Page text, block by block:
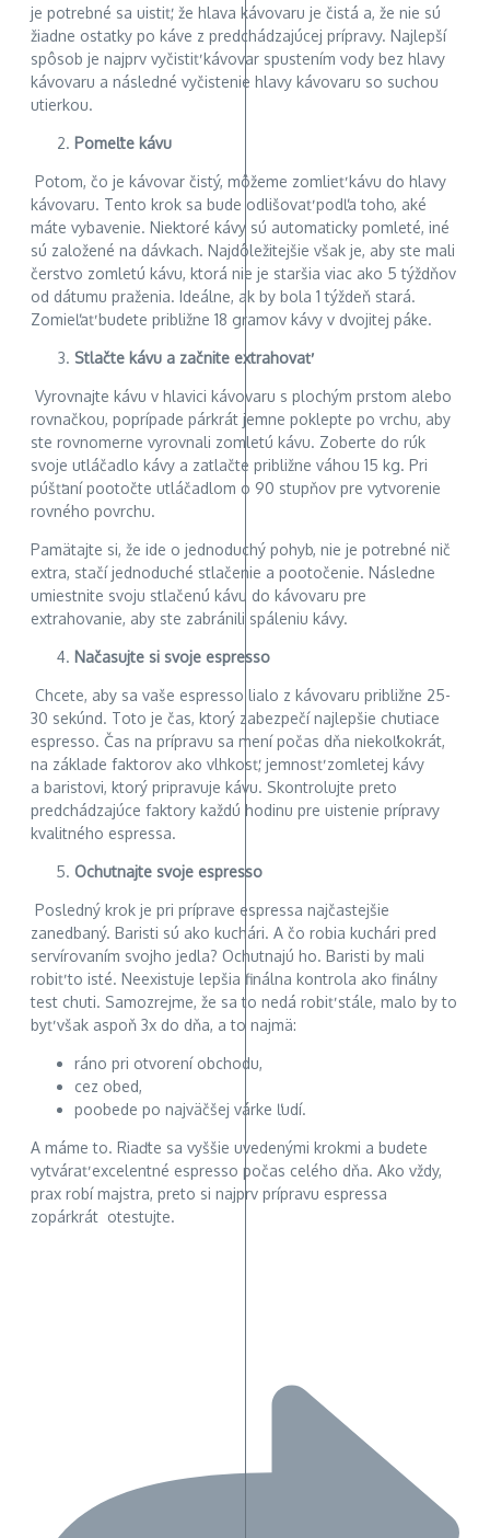
je potrebné sa uistiť, že hlava kávovaru je čistá a, že nie sú
žiadne ostatky po káve z predchádzajúcej prípravy. Najlepší
spôsob je najprv vyčistiť kávovar spustením vody bez hlavy
kávovaru a následné vyčistenie hlavy kávovaru so suchou
utierkou.
Pomeľte kávu
Potom, čo je kávovar čistý, môžeme zomlieť kávu do hlavy
kávovaru. Tento krok sa bude odlišovať podľa toho, aké
máte vybavenie. Niektoré kávy sú automaticky pomleté, iné
sú založené na dávkach. Najdôležitejšie však je, aby ste mali
čerstvo zomletú kávu, ktorá nie je staršia viac ako 5 týždňov
od dátumu praženia. Ideálne, ak by bola 1 týždeň stará.
Zomieľať budete približne 18 gramov kávy v dvojitej páke.
Stlačte kávu a začnite extrahovať
Vyrovnajte kávu v hlavici kávovaru s plochým prstom alebo
rovnačkou, poprípade párkrát jemne poklepte po vrchu, aby
ste rovnomerne vyrovnali zomletú kávu. Zoberte do rúk
svoje utláčadlo kávy a zatlačte približne váhou 15 kg. Pri
púšťaní pootočte utláčadlom o 90 stupňov pre vytvorenie
rovného povrchu.
Pamätajte si, že ide o jednoduchý pohyb, nie je potrebné nič
extra, stačí jednoduché stlačenie a pootočenie. Následne
umiestnite svoju stlačenú kávu do kávovaru pre
extrahovanie, aby ste zabránili spáleniu kávy.
Načasujte si svoje espresso
Chcete, aby sa vaše espresso lialo z kávovaru približne 25-
30 sekúnd. Toto je čas, ktorý zabezpečí najlepšie chutiace
espresso. Čas na prípravu sa mení počas dňa niekoľkokrát,
na základe faktorov ako vlhkosť, jemnosť zomletej kávy
a baristovi, ktorý pripravuje kávu. Skontrolujte preto
predchádzajúce faktory každú hodinu pre uistenie prípravy
kvalitného espressa.
Ochutnajte svoje espresso
Posledný krok je pri príprave espressa najčastejšie
zanedbaný. Baristi sú ako kuchári. A čo robia kuchári pred
servírovaním svojho jedla? Ochutnajú ho. Baristi by mali
robiť to isté. Neexistuje lepšia finálna kontrola ako finálny
test chuti. Samozrejme, že sa to nedá robiť stále, malo by to
byť však aspoň 3x do dňa, a to najmä:
ráno pri otvorení obchodu,
cez obed,
poobede po najväčšej várke ľudí.
A máme to. Riaďte sa vyššie uvedenými krokmi a budete
vytvárať excelentné espresso počas celého dňa. Ako vždy,
prax robí majstra, preto si najprv prípravu espressa
zopárkrát otestujte.